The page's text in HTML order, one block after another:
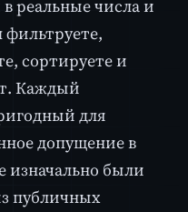
реальные числа и
сортируете и
Каждый
для
допущение в
изначально были
публичных